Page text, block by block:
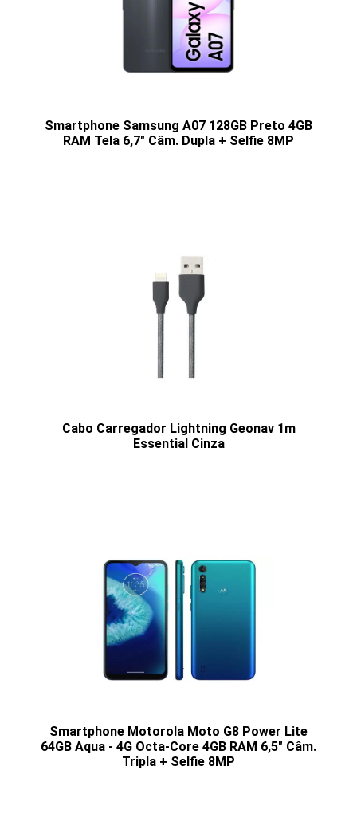
Smartphone Samsung A07 128GB Preto 4GB
RAM Tela 6,7" Câm. Dupla + Selfie 8MP
Cabo Carregador Lightning Geonav 1m
Essential Cinza
Smartphone Motorola Moto G8 Power Lite
64GB Aqua - 4G Octa-Core 4GB RAM 6,5" Câm.
Tripla + Selfie 8MP